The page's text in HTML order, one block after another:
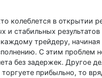
колеблется в открытии
и стабильных
трейдеру,
С этим проблем
без задержек. Другое
прибыльно, то